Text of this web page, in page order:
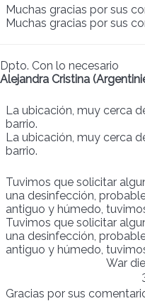
Muchas gracias por sus
Muchas gracias por sus
Dpto. Con lo necesario
Alejandra Cristina
La ubicación, muy cerca
barrio.
La ubicación, muy cerca
barrio.
Tuvimos que solicitar
una desinfección,
antiguo y húmedo,
Tuvimos que solicitar
una desinfección,
antiguo y húmedo,
War
Gracias por sus